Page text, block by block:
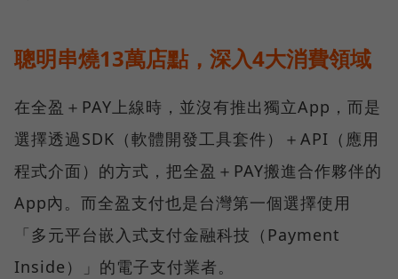
聰明串燒13萬店點，深入4大消費領域
在全盈＋PAY上線時，並沒有推出獨立App，而是
選擇透過SDK（軟體開發工具套件）＋API（應用
程式介面）的方式，把全盈＋PAY搬進合作夥伴的
App內。而全盈支付也是台灣第一個選擇使用
「多元平台嵌入式支付金融科技（Payment
Inside）」的電子支付業者。